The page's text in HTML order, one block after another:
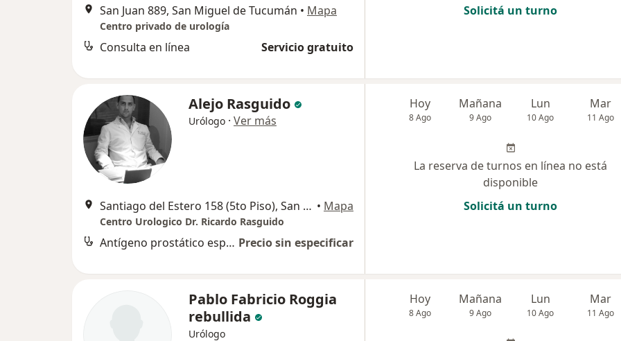
San Juan 889, San Miguel de Tucumán • Mapa
Centro privado de urología
Consulta en línea Servicio gratuito
Solicitá un turno
Alejo Rasguido
Urólogo · Ver más
Santiago del Estero 158 (5to Piso), San Miguel de Tucumán • Mapa
Centro Urologico Dr. Ricardo Rasguido
Antígeno prostático específico (PSA) Precio sin especificar
Hoy
8 Ago
Mañana
9 Ago
Lun
10 Ago
Mar
11 Ago
La reserva de turnos en línea no está
disponible
Solicitá un turno
Pablo Fabricio Roggia
rebullida
Urólogo
Hoy
8 Ago
Mañana
9 Ago
Lun
10 Ago
Mar
11 Ago